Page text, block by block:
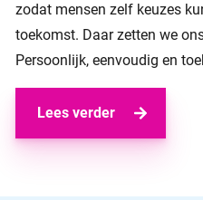
zodat mensen zelf keuzes
toekomst. Daar zetten we
Persoonlijk, eenvoudig en
Lees verder